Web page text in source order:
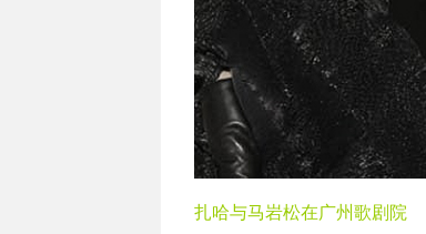
扎哈与马岩松在广州歌剧院